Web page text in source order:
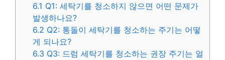
6.1 Q1: 세탁기를 청소하지 않으면 어떤 문제가
발생하나요?
6.2 Q2: 통돌이 세탁기를 청소하는 주기는 어떻
게 되나요?
6.3 Q3: 드럼 세탁기를 청소하는 권장 주기는 얼